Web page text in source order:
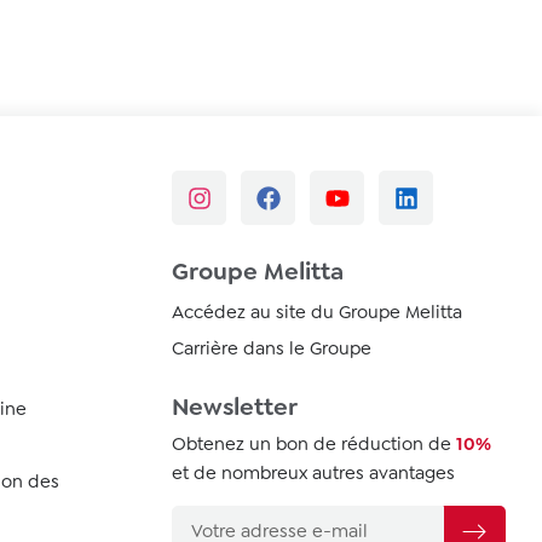
des
Groupe Melitta
Accédez au site du Groupe Melitta
Carrière dans le Groupe
Newsletter
Obtenez un bon de réduction de 10%
et de nombreux autres avantages